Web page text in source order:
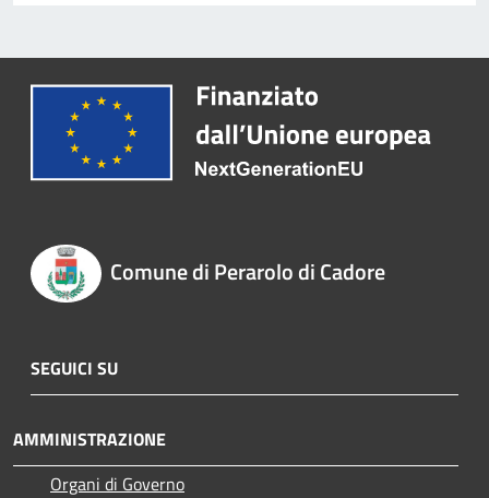
Comune di Perarolo di Cadore
SEGUICI SU
AMMINISTRAZIONE
Organi di Governo